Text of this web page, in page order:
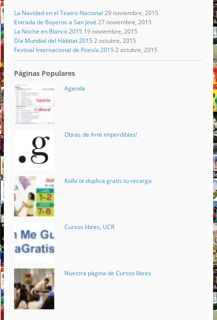
La Navidad en el Teatro Nacional 29 noviembre, 2015
Entrada de Boyeros a San José 27 noviembre, 2015
La Noche en Blanco 2015 19 noviembre, 2015
Día Mundial del Hábitat 2015 2 octubre, 2015
Festival Internacional de Poesía 2015 2 octubre, 2015
Páginas Populares
Agenda
Obras de Arte imperdibles!
Kolbi te duplica gratis tu recarga
Cursos libres, UCR
Nuestra página de Cursos libres